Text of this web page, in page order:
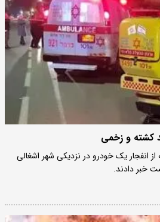
کشته و زخمی
از انفجار یک خودرو در نزدیکی شهر اشغالی
خبر دادند.